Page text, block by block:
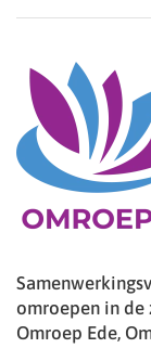
omroepen in de
Omroep Ede,